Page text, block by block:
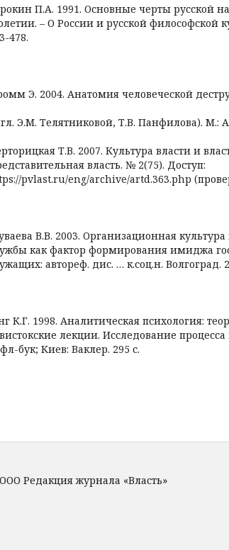
П.А. 1991. Основные черты русской
– О России и русской философской
478.
Э. 2004. Анатомия человеческой
Э.М. Телятниковой, Т.В. Панфилова). М.:
Т.В. 2007. Культура власти и
власть. № 2(75). Доступ:
pvlast.ru/eng/archive/artd.363.php
В.В. 2003. Организационная культура
как фактор формирования имиджа
автореф. дис. … к.соц.н. Волгоград.
К.Г. 1998. Аналитическая психология:
лекции. Исследование
бук; Киев: Ваклер. 295 с.
Редакция журнала «Власть»